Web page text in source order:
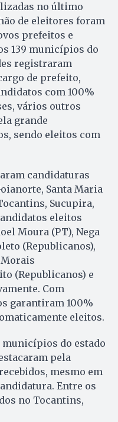
no último
de eleitores foram
prefeitos e
139 municípios do
registraram
de prefeito,
com 100%
vários outros
grande
sendo eleitos com
candidaturas
Santa Maria
Sucupira,
eleitos
Moura (PT), Nega
(Republicanos),
(Republicanos) e
Com
garantiram 100%
eleitos.
municípios do estado
pela
mesmo em
Entre os
no Tocantins,